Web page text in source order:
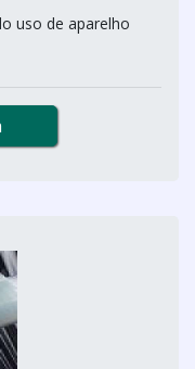
uso de aparelho